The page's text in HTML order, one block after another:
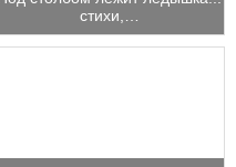
стихи,…